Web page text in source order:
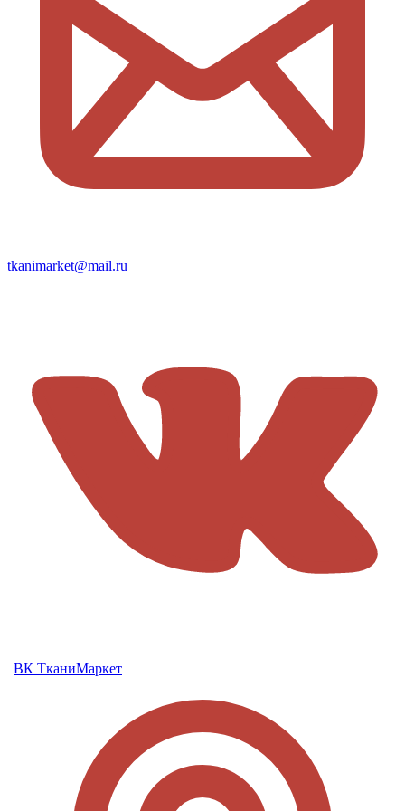
tkanimarket@mail.ru
ВК ТканиМаркет